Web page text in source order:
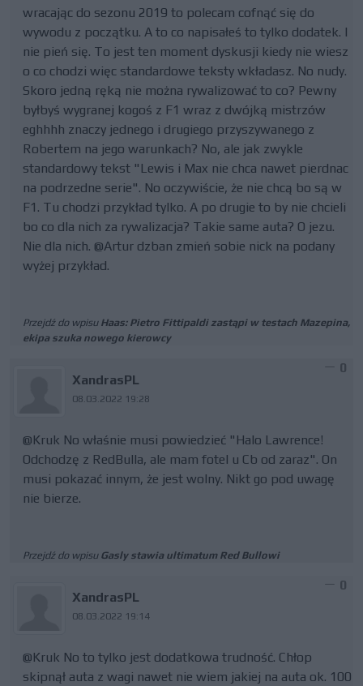
wracając do sezonu 2019 to polecam cofnąć się do
wywodu z początku. A to co napisałeś to tylko dodatek. I
nie pień się. To jest ten moment dyskusji kiedy nie wiesz
o co chodzi więc standardowe teksty wkładasz. No nudy.
Skoro jedną ręką nie można rywalizować to co? Pewny
byłbyś wygranej kogoś z F1 wraz z dwójką mistrzów
eghhhh znaczy jednego i drugiego przyszywanego z
Robertem na jego warunkach? No, ale jak zwykle
standardowy tekst "Lewis i Max nie chca nawet pierdnac
na podrzedne serie". No oczywiście, że nie chcą bo są w
F1. Tu chodzi przykład tylko. A po drugie to by nie chcieli
bo co dla nich za rywalizacja? Takie same auta? O jezu.
Nie dla nich. @Artur dzban zmień sobie nick na podany
wyżej przykład.
Przejdź do wpisu Haas: Pietro Fittipaldi zastąpi w testach Mazepina,
ekipa szuka nowego kierowcy
XandrasPL
08.03.2022 19:28
0
@Kruk No właśnie musi powiedzieć "Halo Lawrence!
Odchodzę z RedBulla, ale mam fotel u Cb od zaraz". On
musi pokazać innym, że jest wolny. Nikt go pod uwagę
nie bierze.
Przejdź do wpisu Gasly stawia ultimatum Red Bullowi
XandrasPL
08.03.2022 19:14
0
@Kruk No to tylko jest dodatkowa trudność. Chłop
skipnął auta z wagi nawet nie wiem jakiej na auta ok. 100